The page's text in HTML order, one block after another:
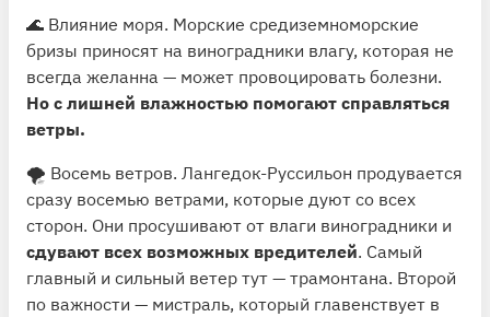
🌊 Влияние моря. Морские средиземноморские
бризы приносят на виноградники влагу, которая не
всегда желанна — может провоцировать болезни.
Но с лишней влажностью помогают справляться
ветры.
🌪 Восемь ветров. Лангедок-Руссильон продувается
сразу восемью ветрами, которые дуют со всех
сторон. Они просушивают от влаги виноградники и
сдувают всех возможных вредителей. Самый
главный и сильный ветер тут — трамонтана. Второй
по важности — мистраль, который главенствует в